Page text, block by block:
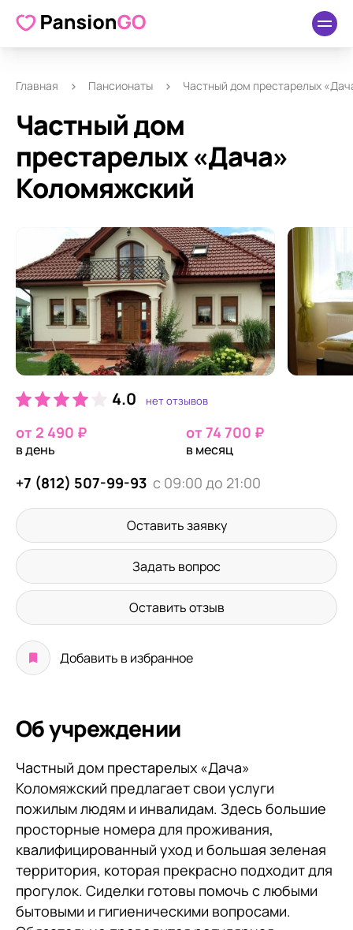
О пансионате Удобства Отзывы
Главная Пансионаты Частный дом престарелых
Частный дом
престарелых «Дача»
Коломяжский
4.0 нет отзывов
от 2 490 ₽
в день
от 74 700 ₽
в месяц
+7 (812) 507-99-93 с 09:00 до 21:00
Оставить заявку
Задать вопрос
Оставить отзыв
Добавить в избранное
Об учреждении
Частный дом престарелых «Дача»
Коломяжский предлагает свои услуги
пожилым людям и инвалидам. Здесь большие
просторные номера для проживания,
квалифицированный уход и большая зеленая
территория, которая прекрасно подходит для
прогулок. Сиделки готовы помочь с любыми
бытовыми и гигиеническими вопросами.